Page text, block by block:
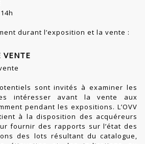
durant l’exposition et la vente :
VENTE
sont invités à examiner les
intéresser avant la vente aux
pendant les expositions. L’OVV
tient à la disposition des acquéreurs
fournir des rapports sur l’état des
des lots résultant du catalogue,